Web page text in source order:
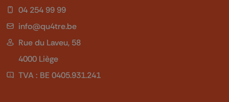
04 254 99 99
info@qu4tre.be
Rue du Laveu, 58
4000 Liège
TVA : BE 0405.931.241